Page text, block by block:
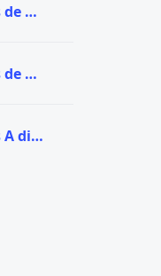
Ver todas as vagas de Graduação na Universidade Norte do Paraná
Ver todas as vagas de Pós-graduação na Universidade Norte do Paraná
Ver todas as vagas A distância (EaD) na Universidade Norte do Paraná